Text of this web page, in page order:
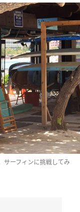
サーフィンに挑戦してみ